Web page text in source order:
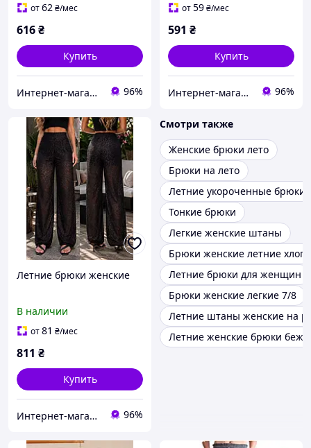
от62₴/мес
616₴
Купить
Интернет-магазин одежды и обуви Bebest-Style 96%
от59₴/мес
591 ₴
Купить
Интернет-магазин одежды и обуви Bebest-Style 96%
Летние брюки женские
В наличии
от81 ₴/мес
811 ₴
Купить
Интернет-магазин одежды и обуви Bebest-Style 96%
Смотри также
Женские брюки лето
Брюки на лето
Летние укороченные брюки
Тонкие брюки
Легкие женские штаны
Брюки женские летние
Летние брюки для женщин
Брюки женские легкие 7/8
Летние штаны женские на
Летние женские брюки